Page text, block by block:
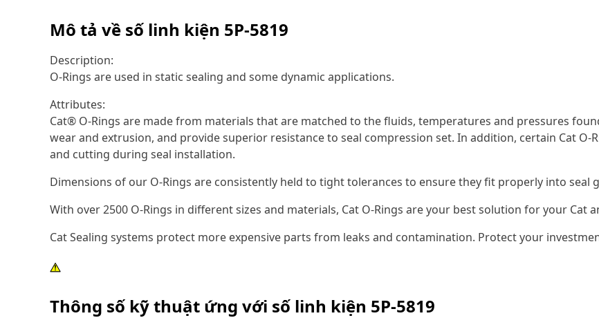
Mô tả về số linh kiện 5P-5819
Description:
O-Rings are used in static sealing and some dynamic applications.
Attributes:
Cat® O-Rings are made from materials that are matched to the fluids, temperatures and pressures
wear and extrusion, and provide superior resistance to seal compression set. In addition, certain Cat O-
and cutting during seal installation.
Dimensions of our O-Rings are consistently held to tight tolerances to ensure they fit properly into seal
With over 2500 O-Rings in different sizes and materials, Cat O-Rings are your best solution for your Cat
Cat Sealing systems protect more expensive parts from leaks and contamination. Protect your
Thông số kỹ thuật ứng với số linh kiện 5P-5819